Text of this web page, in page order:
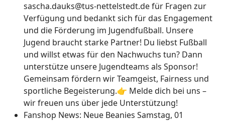
sascha.dauks@tus-nettelstedt.de für Fragen zur
Verfügung und bedankt sich für das Engagement
und die Förderung im Jugendfußball. Unsere
Jugend braucht starke Partner! Du liebst Fußball
und willst etwas für den Nachwuchs tun? Dann
unterstütze unsere Jugendteams als Sponsor!
Gemeinsam fördern wir Teamgeist, Fairness und
sportliche Begeisterung.👉 Melde dich bei uns –
wir freuen uns über jede Unterstützung!
Fanshop News: Neue Beanies Samstag, 01